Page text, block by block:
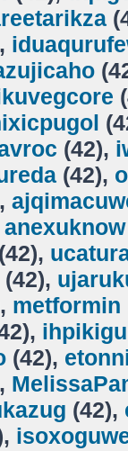
(42),
(42),
anexuknow
(42),
(42),
metformin
(42),
(42),